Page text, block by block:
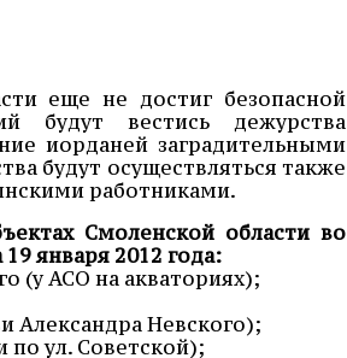
еще не достиг безопасной
будут вестись дежурства
иорданей заградительными
будут осуществляться также
работниками.
Смоленской области во
января 2012 года:
(у АСО на акваториях);
Александра Невского);
по ул. Советской);